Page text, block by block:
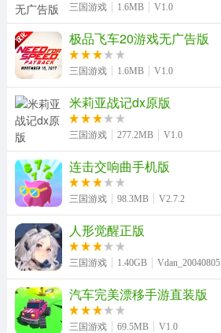
冰火人冒险闯关无广告版 超级猫里奥手机免费版 跑酷小王子安卓免费版
僵尸越野旅行（ZombieSafari）直装版
双人赛车3d安卓版
乐高漫威超级英雄手机免费版
三国游戏 1.6MB V1.0
极品飞车20游戏无广告版
三国游戏 1.6MB V1.0
米莉亚战记dx原版
三国游戏 277.2MB V1.0
连击交响曲手机版
三国游戏 98.3MB V2.7.2
人形觉醒正版
三国游戏 1.40GB Vdan_20040805
汽车完美漂移手游直装版
三国游戏 69.5MB V1.0